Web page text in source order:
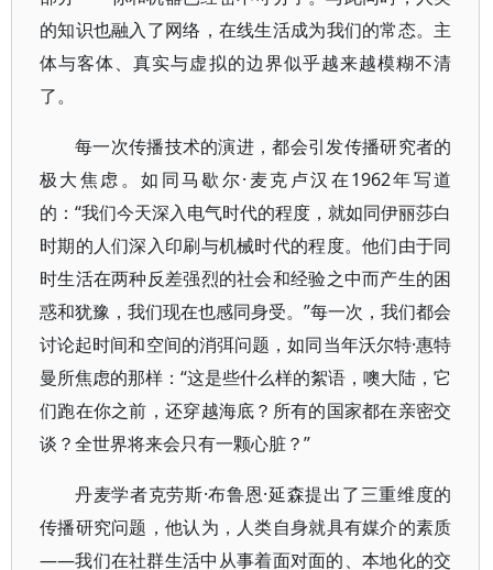
的知识也融入了网络，在线生活成为我们的常态。主
体与客体、真实与虚拟的边界似乎越来越模糊不清
了。
每一次传播技术的演进，都会引发传播研究者的
极大焦虑。如同马歇尔·麦克卢汉在1962年写道
的：“我们今天深入电气时代的程度，就如同伊丽莎白
时期的人们深入印刷与机械时代的程度。他们由于同
时生活在两种反差强烈的社会和经验之中而产生的困
惑和犹豫，我们现在也感同身受。”每一次，我们都会
讨论起时间和空间的消弭问题，如同当年沃尔特·惠特
曼所焦虑的那样：“这是些什么样的絮语，噢大陆，它
们跑在你之前，还穿越海底？所有的国家都在亲密交
谈？全世界将来会只有一颗心脏？”
丹麦学者克劳斯·布鲁恩·延森提出了三重维度的
传播研究问题，他认为，人类自身就具有媒介的素质
——我们在社群生活中从事着面对面的、本地化的交